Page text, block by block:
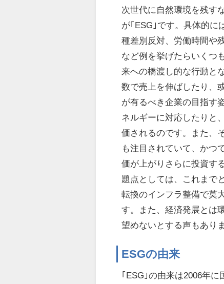
次世代に自然環境を残す
が｢ESG｣です。具体的に
種差別反対、労働時間や
など例を挙げたらいくつ
来への橋渡し的な行動と
数で売上を伸ばしたり、
が有るべき企業の目指す
ネルギーに対応したりと
価されるのです。また、
も注目されていて、かつ
価が上がりさらに投資す
題点としては、これまで
転換のインフラ整備で莫
す。また、経済発展とは
望めないとする声もあり
ESGの由来
｢ESG｣の由来は2006年